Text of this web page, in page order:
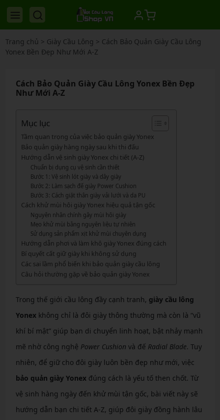
Trang chủ > Giày Cầu Lông > Cách Bảo Quản Giày Cầu Lông
Yonex Bền Đẹp Như Mới A-Z
Cách Bảo Quản Giày Cầu Lông Yonex Bền Đẹp
Như Mới A-Z
Mục lục
Tầm quan trọng của việc bảo quản giày Yonex
Bảo quản giày hàng ngày sau khi thi đấu
Hướng dẫn vệ sinh giày Yonex chi tiết (A-Z)
Chuẩn bị dụng cụ vệ sinh cần thiết
Bước 1: Vệ sinh lót giày và dây giày
Bước 2: Làm sạch đế giày Power Cushion
Bước 3: Cách giặt thân giày vải lưới và da PU
Cách khử mùi hôi giày Yonex hiệu quả tận gốc
Nguyên nhân chính gây mùi hôi giày
Mẹo khử mùi bằng nguyên liệu tự nhiên
Sử dụng sản phẩm xịt khử mùi chuyên dụng
Hướng dẫn phơi và làm khô giày Yonex đúng cách
Bí quyết cất giữ giày khi không sử dụng
Các sai lầm phổ biến khi bảo quản giày cầu lông
Câu hỏi thường gặp về bảo quản giày Yonex
Trong thế giới cầu lông đầy cạnh tranh, giày cầu lông
Yonexkhông chỉ là đôi giày thông thường mà còn là “vũ
khí bí mật” giúp bạn di chuyển linh hoạt, bật nhảy mạnh
mẽ nhờ công nghệ Power Cushion và đế Radial Blade. Tuy
nhiên, để giữ cho đôi giày luôn bền đẹp như mới, việc
bảo quản giày Yonexđúng cách là yếu tố then chốt. Từ
vệ sinh hàng ngày đến khử mùi tận gốc, bài viết này sẽ
hướng dẫn bạn chi tiết A-Z, giúp đôi giày đồng hành lâu